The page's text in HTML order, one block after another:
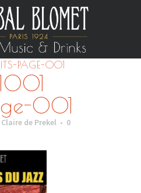
PAGE-001
001
Claire de Prekel
0